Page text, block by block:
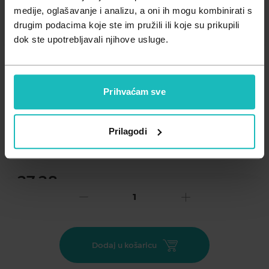
medije, oglašavanje i analizu, a oni ih mogu kombinirati s
drugim podacima koje ste im pružili ili koje su prikupili
dok ste upotrebljavali njihove usluge.
Prihvaćam sve
Prilagodi
Zdravlje muškarca
Zdravlje žene
Minerali
Probiotici i prebiotici
Važna obavijest prema Zakonu o zaštiti potrošača..
37,38
Hydrabio Hyalu+ serum je prvi ekobiološki serum koji pruža
koži hidrataciju i blistavost. Ima preventivno i korektivno
Dodaj u košaricu